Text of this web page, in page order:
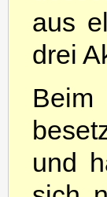
aus
drei
Beim
und